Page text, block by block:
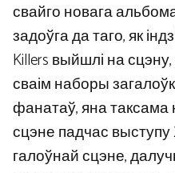
свайго новага альбома
задоўга да таго, як
Killers выйшлі на
сваім наборы
фанатаў, яна таксама
сцэне падчас
галоўнай сцэне,